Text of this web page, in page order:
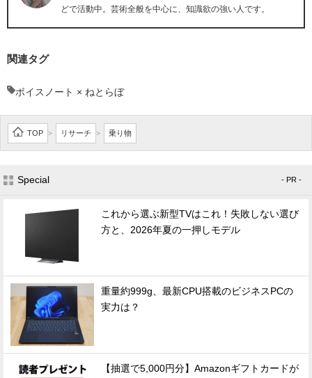
どで活動中。芸術全般を中心に、知識欲の強い人です。
関連タグ
ボイスノート × ねとらぼ
TOP > リサーチ > 乗り物
Special - PR -
これから選ぶ新型TVはこれ！失敗しない選び
方と、2026年夏の一押しモデル
重量約999g、最新CPU搭載のビジネスPCの
実力は？
【抽選で5,000円分】Amazonギフトカードが